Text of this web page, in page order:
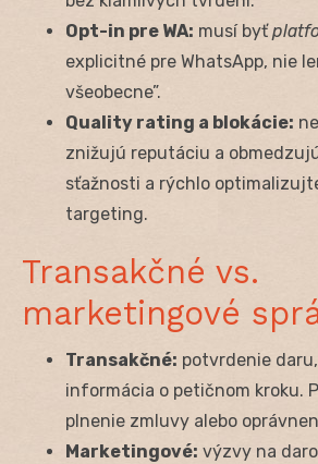
Opt-in pre WA: musí byť
explicitné pre WhatsApp, nie
všeobecne”.
Quality rating a blokácie:
znižujú reputáciu a
sťažnosti a rýchlo
targeting.
Transakčné vs.
marketingové
Transakčné: potvrdenie
informácia o petičnom kroku.
plnenie zmluvy alebo
Marketingové: výzvy na